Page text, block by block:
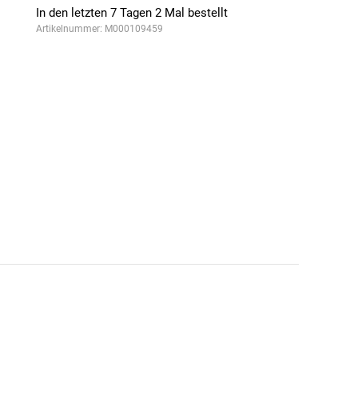
In den letzten 7 Tagen2 Mal bestellt
Artikelnummer: M000109459